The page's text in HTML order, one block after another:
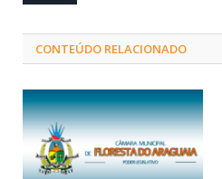
CONTEÚDO RELACIONADO